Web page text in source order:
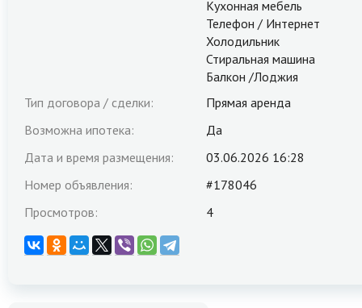
Кухонная мебель
Телефон / Интернет
Холодильник
Стиральная машина
Балкон /Лоджия
Тип договора / сделки:
Прямая аренда
Возможна ипотека:
Да
Дата и время размещения:
03.06.2026 16:28
Номер объявления:
#178046
Просмотров:
4